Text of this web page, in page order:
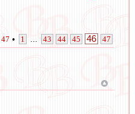
47 • 1 43 44 45 46 47